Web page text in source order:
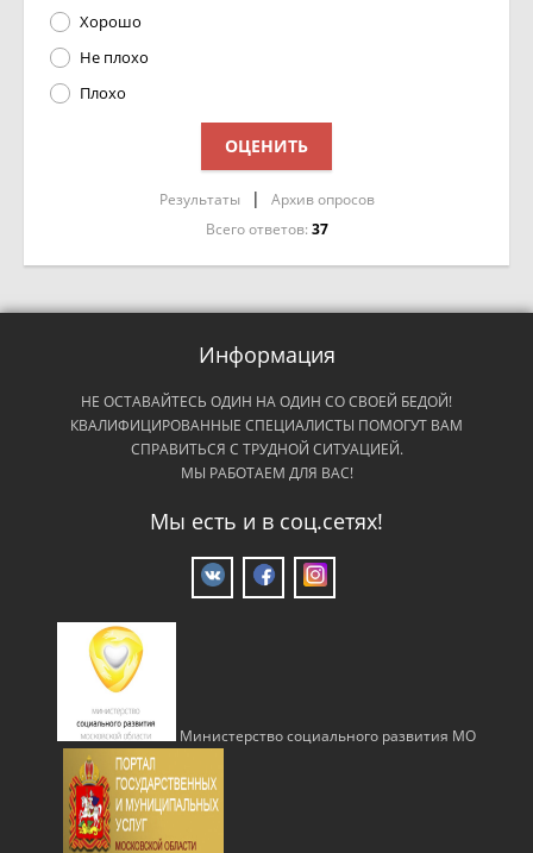
Хорошо
Не плохо
Плохо
Результаты |
Архив опросов
Всего ответов: 37
Информация
НЕ ОСТАВАЙТЕСЬ ОДИН НА ОДИН СО СВОЕЙ БЕДОЙ!
КВАЛИФИЦИРОВАННЫЕ СПЕЦИАЛИСТЫ ПОМОГУТ ВАМ
СПРАВИТЬСЯ С ТРУДНОЙ СИТУАЦИЕЙ.
МЫ РАБОТАЕМ ДЛЯ ВАС!
Мы есть и в соц.сетях!
Министерство социального развития МО